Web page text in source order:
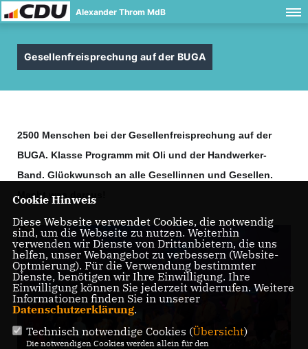
Alexander Throm MdB
Gesellenfreisprechung auf der BUGA
2500 Menschen bei der Gesellenfreisprechung auf der
BUGA. Klasse Programm mit Oli und der Handwerker-
Band. Glückwunsch an alle Gesellinnen und Gesellen.
Macht was daraus!
Cookie Hinweis
Diese Webseite verwendet Cookies, die notwendig
sind, um die Webseite zu nutzen. Weiterhin
verwenden wir Dienste von Drittanbietern, die uns
helfen, unser Webangebot zu verbessern (Website-
Optmierung). Für die Verwendung bestimmter
Dienste, benötigen wir Ihre Einwilligung. Ihre
Einwilligung können Sie jederzeit widerrufen. Weitere
Informationen finden Sie in unserer
Datenschutzerklärung.
Technisch notwendige Cookies (Übersicht)
Die notwendigen Cookies werden allein für den